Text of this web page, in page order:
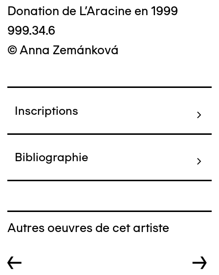
Donation de L'Aracine en 1999
999.34.6
© Anna Zemánková
Inscriptions
Bibliographie
Autres oeuvres de cet artiste
← →